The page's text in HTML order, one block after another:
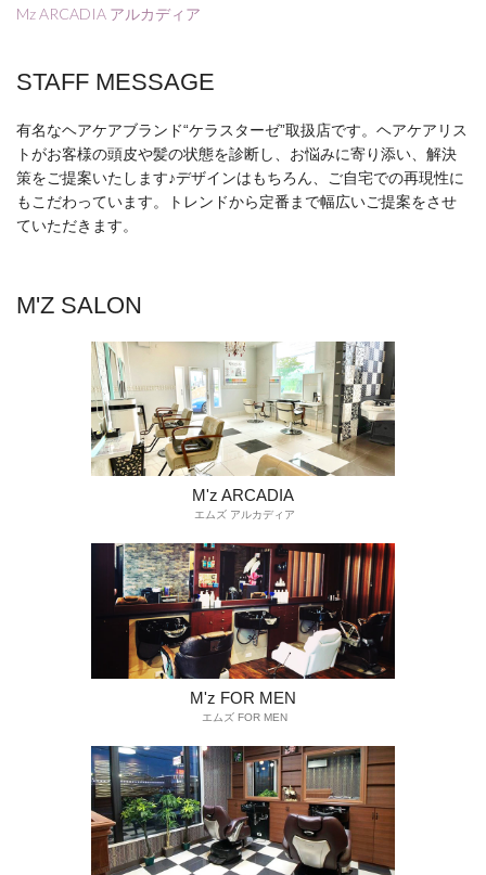
Mz ARCADIA アルカディア
STAFF MESSAGE
有名なヘアケアブランド“ケラスターゼ”取扱店です。ヘアケアリス
トがお客様の頭皮や髪の状態を診断し、お悩みに寄り添い、解決
策をご提案いたします♪デザインはもちろん、ご自宅での再現性に
もこだわっています。トレンドから定番まで幅広いご提案をさせ
ていただきます。
M'Z SALON
M'z ARCADIA
エムズ アルカディア
M'z FOR MEN
エムズ FOR MEN